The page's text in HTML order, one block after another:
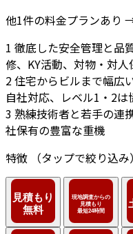
他1件の料金プランあり
1 徹底した安全管理と品
修、KY活動、対物・対人
2住宅からビルまで幅広
自社対応、レベル1・2
3 熟練技術者と若手の連
社保有の豊富な重機
特徴
（タップで絞り込み）